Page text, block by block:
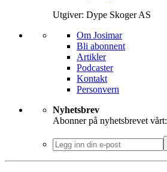
Utgiver: Dype Skoger AS
Om J‌osimar ‍ ​‍​‍‌‍
Bli abonnent​​​​‌ ‍ ​‍​‍‌‍ ‌ ​‍‌‍‍‌‌‍‌ ‌‍‍‌‌‍ ‍​‍​‍​ ‍‍​‍​‍‌ ​ ‌‍​‌‌‍ ‍‌‍‍‌‌ ‌​‌ ‍‌​‍ ‍‌‍‍‌‌‍ ​‍​‍​‍ ​​‍​‍‌‍‍​‌ ​‍‌‍‌‌‌‍‌‍​‍​‍​ ‍‍​‍​‍‌‍‍​‌ ‌​‌ ‌​‌ ​​‌ ​ ​ ‍‍​‍ ​‍ ‌‍‌‌‌‍‌​‌‍‍‌‌ ‌​​‍ ‍‌‍‍‌‌‍‌​‌‍​‌‌‍‌ ‌ ​‍‌‍​‌‌‍ ‍‌‍‍‍‌‍​‌‌‍ ‍‌ ​ ‌‍‌‌‌‍ ‍​‍ ‍‌‍​ ‌‍ ‌‍ ‌​‍ ‌‍‍‌‌‍ ‍‌ ‌​‌‍‌‌‌‍ ‍‌ ‌​​‍ ‌‍‌‌‌‍‌​‌‍‍‌‌ ‌​​‍ ‌‍ ‌‌‍ ‌‍‌​‌‍‌‌​ ‌‌ ​​‌ ​‍‌‍‌‌‌ ​ ‌‍‌‌‌‍ ‍‌ ‌​‌‍​‌‌ ‌​‌‍‍‌‌‍ ‌‍ ‍​ ‍ ‌‍‍‌‌‍‌​​ ‌‌‍‌‍‌‍ ‌‍ ‌ ‌​‌‍‌‌‌ ​‍​ ‍ ‌ ‌​‌ ‍‌‌ ​​‌‍‌‌​ ‌‌‍‌‍‌‍ ‌‍ ‌ ‌​‌‍‌‌‌ ​‍​ ‍ ‌ ​​‌‍​‌‌ ‌​‌‍‍​​ ‌‌‍​ ‌‍ ‌‍ ​‌ ‌‌‌‍ ‌‌‍ ‍‌ ​ ​‍‌‌​ ‌‌‌​​‍‌‌ ‌‍‍ ‌‍‌‌‌ ‍‌​‍‌‌​ ​ ‌​‌​​‍‌‌​ ​ ‌​‌​​‍‌‌​ ​‍​ ​‍‌‍​‍​ ‍‌‌‍​ ‌‍‌‍‌‍​ ​ ​‌​ ‌​‌‍​‍‌‍‌‍​ ‍​​ ‌‌‌‍​‍​‍‌‌​ ​‍​ ​‍​‍‌‌​ ‌‌‌​‌​​‍ ‍‌‍​ ‌‍ ‌‍ ​‌ ‌‌‌‍ ‌‌‍ ‍‌​‍‌‌ ‌​‌‍‌‌‌‍ ‌‌ ​ ​‍‌‌​ ‌‌‌​​‍‌‌ ‌‍‍ ‌‍‌‌‌ ‍‌​‍‌‌​ ​ ‌​‌​​‍‌‌​ ​ ‌​‌​​‍‌‌​ ​‍​ ​‍‌‍​‌‌‍‌‍​ ‌‍​ ‌​‌‍‌‌​ ‍‌‌‍‌​‌‍​‍​ ‌ ‌‍​‌​ ‌ ​ ​​​‍‌‌​ ​‍​ ​‍​‍‌‌​ ‌‌‌​‌​​‍ ‍‌‍‍‌‌ ‌​‌‍‌‌‌‍ ‌‌ ​ ​‍‌‌​ ‌‌‌​​‍‌‌ ‌‍‍ ‌‍‌‌‌ ‍‌​‍‌‌​ ​ ‌​‌​​‍‌‌​ ​ ‌​‌​​‍‌‌​ ​‍​ ​‍‌‍‌‌‌‍​‌‌‍‌‌​ ‌‍‌‍​‍‌‍‌‌‌‍‌‌‌‍‌‍‌‍​‍​ ‍​​ ​ ​ ​ ​‍‌‌​ ​‍​ ​‍​‍‌‌​ ‌‌‌​‌​​‍ ‍‌‍ ​‌‍​‌‌‍​‍‌‍‌‌‌‍ ​​ ‌‍​‍‌‍​‌‌ ​ ‌‍‌‌‌‌‌‌‌ ​‍‌‍ ​​ ‌‌‍‍​‌ ‌​‌ ‌​‌ ​​‌ ​ ​‍‌‌​ ​ ‌​​‌​‍‌‌​ ​‍‌​‌‍​‍‌‌​ ​‍‌​‌‍‌‍‌‌‌‍‌​‌‍‍‌‌ ‌​​‍ ‍‌‍‍‌‌‍‌​‌‍​‌‌‍‌ ‌ ​‍‌‍​‌‌‍ ‍‌‍‍‍‌‍​‌‌‍ ‍‌ ​ ‌‍‌‌‌‍ ‍​‍ ‍‌‍​ ‌‍ ‌‍ ‌​‍‌‍‌‍‍‌‌‍‌​​ ‌‌‍‌‍‌‍ ‌‍ ‌ ‌​‌‍‌‌‌ ​‍​‍‌‍‌ ‌​‌ ‍‌‌ ​​‌‍‌‌​ ‌‌‍‌‍‌‍ ‌‍ ‌ ‌​‌‍‌‌‌ ​‍​‍‌‍‌ ​​‌‍​‌‌ ‌​‌‍‍​​ ‌‌‍​ ‌‍ ‌‍ ​‌ ‌‌‌‍ ‌‌‍ ‍‌ ​ ​‍‌‌​ ‌‌‌​​‍‌‌ ‌‍‍ ‌‍‌‌‌ ‍‌​‍‌‌​ ​ ‌​‌​​‍‌‌​ ​ ‌​‌​​‍‌‌​ ​‍​ ​‍‌‍​‍​ ‍‌‌‍​ ‌‍‌‍‌‍​ ​ ​‌​ ‌​‌‍​‍‌‍‌‍​ ‍​​ ‌‌‌‍​‍​‍‌‌​ ​‍​ ​‍​‍‌‌​ ‌‌‌​‌​​‍ ‍‌‍​ ‌‍ ‌‍ ​‌ ‌‌‌‍ ‌‌‍ ‍‌​‍‌‌ ‌​‌‍‌‌‌‍ ‌‌ ​ ​‍‌‌​ ‌‌‌​​‍‌‌ ‌‍‍ ‌‍‌‌‌ ‍‌​‍‌‌​ ​ ‌​‌​​‍‌‌​ ​ ‌​‌​​‍‌‌​ ​‍​ ​‍‌‍​‌‌‍‌‍​ ‌‍​ ‌​‌‍‌‌​ ‍‌‌‍‌​‌‍​‍​ ‌ ‌‍​‌​ ‌ ​ ​​​‍‌‌​ ​‍​ ​‍​‍‌‌​ ‌‌‌​‌​​‍ ‍‌‍‍‌‌ ‌​‌‍‌‌‌‍ ‌‌ ​ ​‍‌‌​ ‌‌‌​​‍‌‌ ‌‍‍ ‌‍‌‌‌ ‍‌​‍‌‌​ ​ ‌​‌​​‍‌‌​ ​ ‌​‌​​‍‌‌​ ​‍​ ​‍‌‍‌‌‌‍​‌‌‍‌‌​ ‌‍‌‍​‍‌‍‌‌‌‍‌‌‌‍‌‍‌‍​‍​ ‍​​ ​ ​ ​ ​‍‌‌​ ​‍​ ​‍​‍‌‌​ ‌‌‌​‌​​‍ ‍‌‍ ​‌‍​‌‌‍​‍‌‍‌‌‌‍ ​​‍‌‍‌ ​​‌‍‌‌‌ ​‍‌ ​ ‌ ​​‌‍‌‌‌‍​ ‌ ‌​‌‍‍‌‌ ‌‍‌‍‌‌​ ‌‌ ​​‌ ‌‌‌‍​‍‌‍ ​‌‍‍‌‌ ​ ‌‍‍​‌‍‌‌‌‍‌​​‍​‍‌ ‌
Artikler
Podcaster
Kontakt
Personvern​​​​‌ ‍ ​‍​‍‌‍ ‌ ​‍‌‍‍‌‌‍‌ ‌‍‍‌‌‍ ‍​‍​‍​ ‍‍​‍​‍‌ ​ ‌‍​‌‌‍ ‍‌‍‍‌‌ ‌​‌ ‍‌​‍ ‍‌‍‍‌‌‍ ​‍​‍​‍ ​​‍​‍‌‍‍​‌ ​‍‌‍‌‌‌‍‌‍​‍​‍​ ‍‍​‍​‍‌‍‍​‌ ‌​‌ ‌​‌ ​​‌ ​ ​ ‍‍​‍ ​‍ ‌‍‌‌‌‍‌​‌‍‍‌‌ ‌​​‍ ‍‌‍‍‌‌‍‌​‌‍​‌‌‍‌ ‌ ​‍‌‍​‌‌‍ ‍‌‍‍‍‌‍​‌‌‍ ‍‌ ​ ‌‍‌‌‌‍ ‍​‍ ‍‌‍​ ‌‍ ‌‍ ‌​‍ ‌‍‍‌‌‍ ‍‌ ‌​‌‍‌‌‌‍ ‍‌ ‌​​‍ ‌‍‌‌‌‍‌​‌‍‍‌‌ ‌​​‍ ‌‍ ‌‌‍ ‌‍‌​‌‍‌‌​ ‌‌ ​​‌ ​‍‌‍‌‌‌ ​ ‌‍‌‌‌‍ ‍‌ ‌​‌‍​‌‌ ‌​‌‍‍‌‌‍ ‌‍ ‍​ ‍ ‌‍‍‌‌‍‌​​ ‌‌‍‌‍‌‍ ‌‍ ‌ ‌​‌‍‌‌‌ ​‍​ ‍ ‌ ‌​‌ ‍‌‌ ​​‌‍‌‌​ ‌‌‍‌‍‌‍ ‌‍ ‌ ‌​‌‍‌‌‌ ​‍​ ‍ ‌ ​​‌‍​‌‌ ‌​‌‍‍​​ ‌‌‍​ ‌‍ ‌‍ ​‌ ‌‌‌‍ ‌‌‍ ‍‌ ​ ​‍‌‌​ ‌‌‌​​‍‌‌ ‌‍‍ ‌‍‌‌‌ ‍‌​‍‌‌​ ​ ‌​‌​​‍‌‌​ ​ ‌​‌​​‍‌‌​ ​‍​ ​‍‌‍​‍​ ‍‌‌‍​ ‌‍‌‍‌‍​ ​ ​‌​ ‌​‌‍​‍‌‍‌‍​ ‍​​ ‌‌‌‍​‍​‍‌‌​ ​‍​ ​‍​‍‌‌​ ‌‌‌​‌​​‍ ‍‌‍​ ‌‍ ‌‍ ​‌ ‌‌‌‍ ‌‌‍ ‍‌​‍‌‌ ‌​‌‍‌‌‌‍ ‌‌ ​ ​‍‌‌​ ‌‌‌​​‍‌‌ ‌‍‍ ‌‍‌‌‌ ‍‌​‍‌‌​ ​ ‌​‌​​‍‌‌​ ​ ‌​‌​​‍‌‌​ ​‍​ ​‍‌‍​‌‌‍‌‍​ ‌‍​ ‌​‌‍‌‌​ ‍‌‌‍‌​‌‍​‍​ ‌ ‌‍​‌​ ‌ ​ ​​​‍‌‌​ ​‍​ ​‍​‍‌‌​ ‌‌‌​‌​​‍ ‍‌‍‍‌‌ ‌​‌‍‌‌‌‍ ‌‌ ​ ​‍‌‌​ ‌‌‌​​‍‌‌ ‌‍‍ ‌‍‌‌‌ ‍‌​‍‌‌​ ​ ‌​‌​​‍‌‌​ ​ ‌​‌​​‍‌‌​ ​‍​ ​‍​ ‌‌‌‍​ ‌‍‌​​ ​‍​ ‍‌​ ​‍​ ​‌‌‍‌​​ ‌‍‌‍‌‌​ ‌‌​ ‌‍​‍‌‌​ ​‍​ ​‍​‍‌‌​ ‌‌‌​‌​​‍ ‍‌‍ ​‌‍​‌‌‍​‍‌‍‌‌‌‍ ​​ ‌‍​‍‌‍​‌‌ ​ ‌‍‌‌‌‌‌‌‌ ​‍‌‍ ​​ ‌‌‍‍​‌ ‌​‌ ‌​‌ ​​‌ ​ ​‍‌‌​ ​ ‌​​‌​‍‌‌​ ​‍‌​‌‍​‍‌‌​ ​‍‌​‌‍‌‍‌‌‌‍‌​‌‍‍‌‌ ‌​​‍ ‍‌‍‍‌‌‍‌​‌‍​‌‌‍‌ ‌ ​‍‌‍​‌‌‍ ‍‌‍‍‍‌‍​‌‌‍ ‍‌ ​ ‌‍‌‌‌‍ ‍​‍ ‍‌‍​ ‌‍ ‌‍ ‌​‍‌‍‌‍‍‌‌‍‌​​ ‌‌‍‌‍‌‍ ‌‍ ‌ ‌​‌‍‌‌‌ ​‍​‍‌‍‌ ‌​‌ ‍‌‌ ​​‌‍‌‌​ ‌‌‍‌‍‌‍ ‌‍ ‌ ‌​‌‍‌‌‌ ​‍​‍‌‍‌ ​​‌‍​‌‌ ‌​‌‍‍​​ ‌‌‍​ ‌‍ ‌‍ ​‌ ‌‌‌‍ ‌‌‍ ‍‌ ​ ​‍‌‌​ ‌‌‌​​‍‌‌ ‌‍‍ ‌‍‌‌‌ ‍‌​‍‌‌​ ​ ‌​‌​​‍‌‌​ ​ ‌​‌​​‍‌‌​ ​‍​ ​‍‌‍​‍​ ‍‌‌‍​ ‌‍‌‍‌‍​ ​ ​‌​ ‌​‌‍​‍‌‍‌‍​ ‍​​ ‌‌‌‍​‍​‍‌‌​ ​‍​ ​‍​‍‌‌​ ‌‌‌​‌​​‍ ‍‌‍​ ‌‍ ‌‍ ​‌ ‌‌‌‍ ‌‌‍ ‍‌​‍‌‌ ‌​‌‍‌‌‌‍ ‌‌ ​ ​‍‌‌​ ‌‌‌​​‍‌‌ ‌‍‍ ‌‍‌‌‌ ‍‌​‍‌‌​ ​ ‌​‌​​‍‌‌​ ​ ‌​‌​​‍‌‌​ ​‍​ ​‍‌‍​‌‌‍‌‍​ ‌‍​ ‌​‌‍‌‌​ ‍‌‌‍‌​‌‍​‍​ ‌ ‌‍​‌​ ‌ ​ ​​​‍‌‌​ ​‍​ ​‍​‍‌‌​ ‌‌‌​‌​​‍ ‍‌‍‍‌‌ ‌​‌‍‌‌‌‍ ‌‌ ​ ​‍‌‌​ ‌‌‌​​‍‌‌ ‌‍‍ ‌‍‌‌‌ ‍‌​‍‌‌​ ​ ‌​‌​​‍‌‌​ ​ ‌​‌​​‍‌‌​ ​‍​ ​‍​ ‌‌‌‍​ ‌‍‌​​ ​‍​ ‍‌​ ​‍​ ​‌‌‍‌​​ ‌‍‌‍‌‌​ ‌‌​ ‌‍​‍‌‌​ ​‍​ ​‍​‍‌‌​ ‌‌‌​‌​​‍ ‍‌‍ ​‌‍​‌‌‍​‍‌‍‌‌‌‍ ​​‍‌‍‌ ​​‌‍‌‌‌ ​‍‌ ​ ‌ ​​‌‍‌‌‌‍​ ‌ ‌​‌‍‍‌‌ ‌‍‌‍‌‌​ ‌‌ ​​‌ ‌‌‌‍​‍‌‍ ​‌‍‍‌‌ ​ ‌‍‍​‌‍‌‌‌‍‌​​‍​‍‌ ‌
Nyhetsbrev
Abonner på nyhetsbrevet vårt: